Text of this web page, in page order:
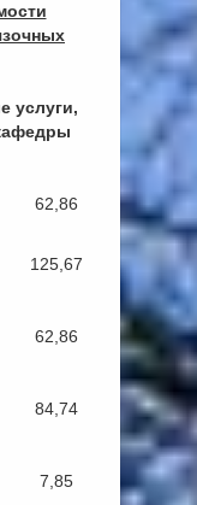
услуги,
62,86
125,67
62,86
84,74
7,85